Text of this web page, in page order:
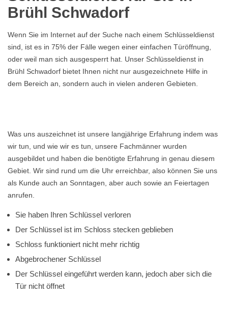
Brühl Schwadorf
Wenn Sie im Internet auf der Suche nach einem Schlüsseldienst
sind, ist es in 75% der Fälle wegen einer einfachen Türöffnung,
oder weil man sich ausgesperrt hat. Unser Schlüsseldienst in
Brühl Schwadorf bietet Ihnen nicht nur ausgezeichnete Hilfe in
dem Bereich an, sondern auch in vielen anderen Gebieten.
Was uns auszeichnet ist unsere langjährige Erfahrung indem was
wir tun, und wie wir es tun, unsere Fachmänner wurden
ausgebildet und haben die benötigte Erfahrung in genau diesem
Gebiet. Wir sind rund um die Uhr erreichbar, also können Sie uns
als Kunde auch an Sonntagen, aber auch sowie an Feiertagen
anrufen.
Sie haben Ihren Schlüssel verloren
Der Schlüssel ist im Schloss stecken geblieben
Schloss funktioniert nicht mehr richtig
Abgebrochener Schlüssel
Der Schlüssel eingeführt werden kann, jedoch aber sich die
Tür nicht öffnet